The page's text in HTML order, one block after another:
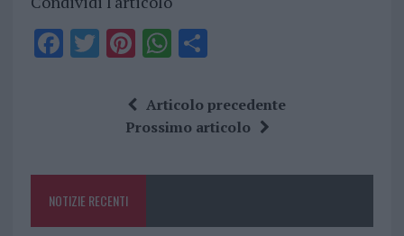
F
o
k
T Pi
te
re
W
at
s
p
S
a
re
Articolo precedente
Prossimo articolo
NOTIZIE RECENTI